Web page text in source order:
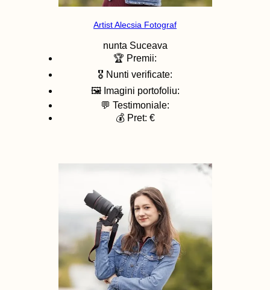
Artist Alecsia Fotograf
nunta Suceava
🏆 Premii:
🎖️ Nunti verificate:
🖼️ Imagini portofoliu:
💬 Testimoniale:
💰 Pret: €